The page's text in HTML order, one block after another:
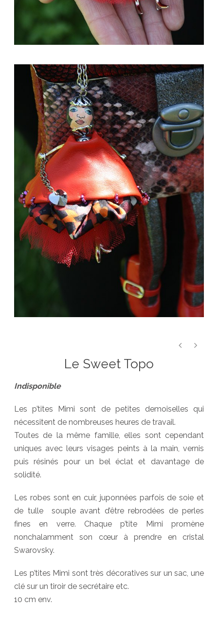
Le Sweet Topo
Indisponible
Les p’tites Mimi sont de petites demoiselles qui
nécessitent de nombreuses heures de travail.
Toutes de la même famille, elles sont cependant
uniques avec leurs visages peints à la main, vernis
puis résinés pour un bel éclat et davantage de
solidité.
Les robes sont en cuir, juponnées parfois de soie et
de tulle souple avant d’être rebrodées de perles
fines en verre. Chaque p’tite Mimi promène
nonchalamment son cœur à prendre en cristal
Swarovsky.
Les p’tites Mimi sont très décoratives sur un sac, une
clé sur un tiroir de secrétaire etc.
10 cm env.